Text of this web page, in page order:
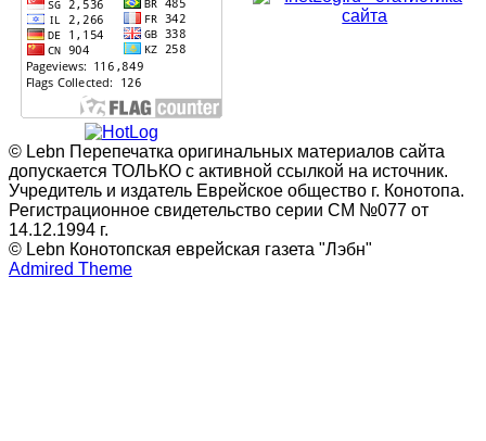
© Lebn Перепечатка оригинальных материалов сайта
допускается ТОЛЬКО с активной ссылкой на источник.
Учредитель и издатель Еврейское общество г. Конотопа.
Регистрационное свидетельство серии СМ №077 от
14.12.1994 г.
© Lebn Конотопская еврейская газета "Лэбн"
Admired Theme